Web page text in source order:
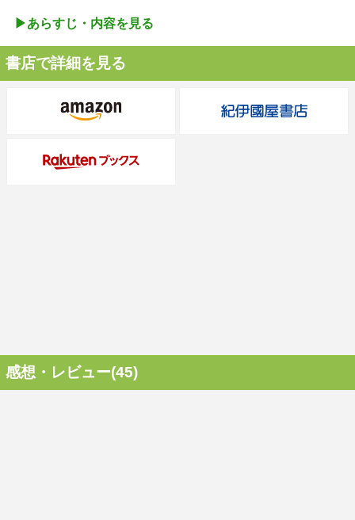
▶︎あらすじ・内容を見る
書店で詳細を見る
感想・レビュー(45)